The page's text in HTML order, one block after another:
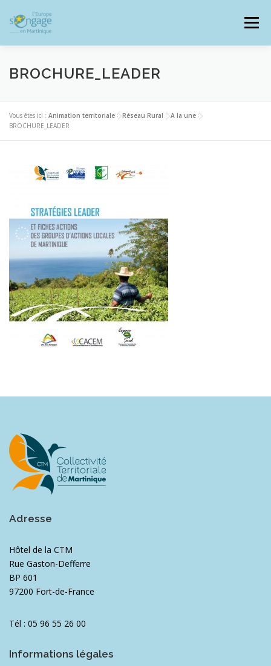
contenu
Menu
PROGRAMMES J’AI UN PROJET
RESSOURCES DOCUMENTAIRES
SIGNALER UNE FRAUDE
BROCHURE_LEADER
Vous êtes ici : Animation territoriale >Réseau Rural >A la une >
BROCHURE_LEADER
Adresse
Hôtel de la CTM
Rue Gaston-Defferre
BP 601
97200 Fort-de-France
Tél : 05 96 55 26 00
Informations légales